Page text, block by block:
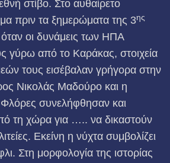
στίβο. Στο αυθαίρετο
πριν τα ξημερώματα της 3ης
οι δυνάμεις των ΗΠΑ
γύρω από το Καράκας, στοιχεία
τους εισέβαλαν γρήγορα στην
Νικολάς Μαδούρο και η
Φλόρες συνελήφθησαν και
τη χώρα για ….. να δικαστούν
Εκείνη η νύχτα συμβολίζει
Στη μορφολογία της ιστορίας